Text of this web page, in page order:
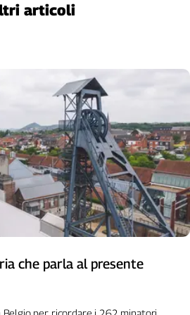
articoli
che parla al presente